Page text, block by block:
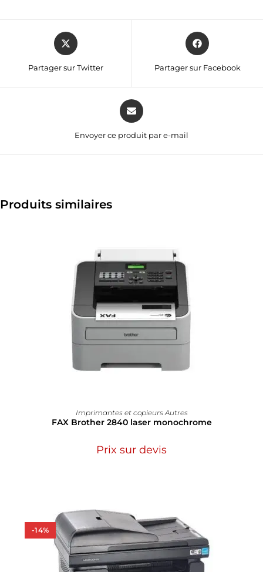
Partager sur Twitter Partager sur Facebook
Envoyer ce produit par e-mail
Produits similaires
Imprimantes et copieurs Autres
FAX Brother 2840 laser monochrome
Prix sur devis
-14%